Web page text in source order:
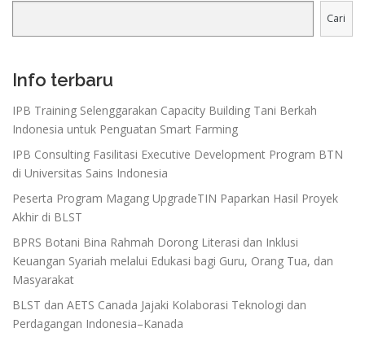
Cari
Info terbaru
IPB Training Selenggarakan Capacity Building Tani Berkah
Indonesia untuk Penguatan Smart Farming
IPB Consulting Fasilitasi Executive Development Program BTN
di Universitas Sains Indonesia
Peserta Program Magang UpgradeTIN Paparkan Hasil Proyek
Akhir di BLST
BPRS Botani Bina Rahmah Dorong Literasi dan Inklusi
Keuangan Syariah melalui Edukasi bagi Guru, Orang Tua, dan
Masyarakat
BLST dan AETS Canada Jajaki Kolaborasi Teknologi dan
Perdagangan Indonesia–Kanada